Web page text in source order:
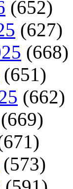
(652)
(627)
(668)
(651)
(662)
(669)
(573)